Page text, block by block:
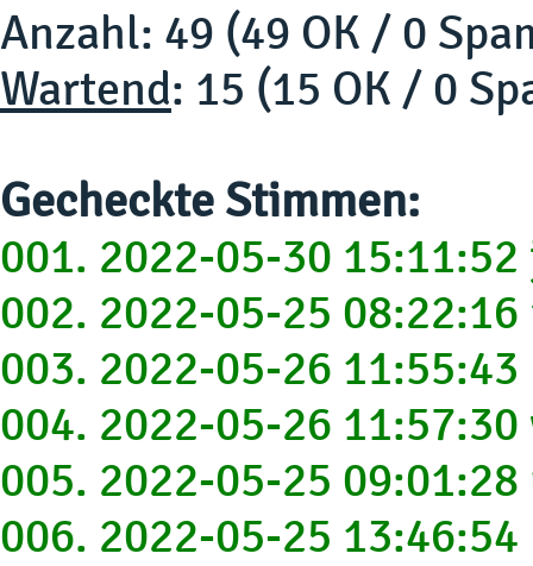
Anzahl: 49 (49 OK / 0
Wartend: 15 (15 OK / 0
Gecheckte Stimmen:
001. 2022-05-30
002. 2022-05-25
003. 2022-05-26
004. 2022-05-26
005. 2022-05-25
006. 2022-05-25